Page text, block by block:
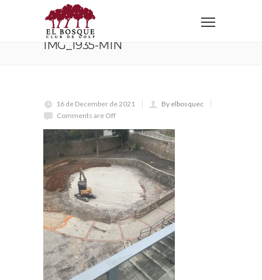
Home IMG_1935-min
IMG_1935-MIN
16 de December de 2021
By elbosquec
Comments are Off